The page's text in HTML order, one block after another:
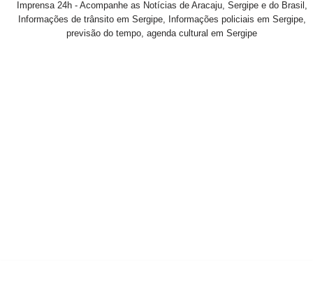
Imprensa 24h - Acompanhe as Notícias de Aracaju, Sergipe e do Brasil,
Informações de trânsito em Sergipe, Informações policiais em Sergipe,
previsão do tempo, agenda cultural em Sergipe